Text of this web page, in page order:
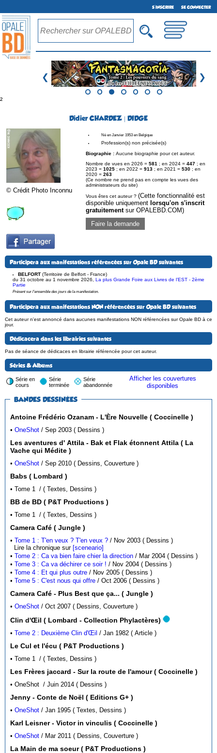
S'INSCRIRE SE CONNECTER
❮ ❯
²
Didier CHARDEZ | DIDGE
© Crédit Photo Inconnu
Né en Janvier 1953 en Belgique
Profession(s) non précisée(s)
Biographie : Aucune biographie pour cet auteur.
Nombre de vues en 2026 = 581 ; en 2024 = 447 ; en
2023 = 1025 ; en 2022 = 913 ; en 2021 = 530 ; en
2020 = 263
(Ce nombre ne prend pas en compte les vues des
administrateurs du site)
Vous êtes cet auteur ? (Cette fonctionnalité est
disponible uniquement lorsqu'on s'inscrit
gratuitementsur OPALEBD.COM)
Faire la demande
Participera aux manifestations référencées sur Opale BD suivantes
BELFORT (Territoire de Belfort - France)
du 31 octobre au 1 novembre 2026
La plus Grande Foire aux Livres de l’EST - 2ème
Partie
Présent sur l'ensemble des jours de la manifestation.
Participera aux manifestations NON référencées sur Opale BD suivantes
Cet auteur n'est annoncé dans aucunes manifestations NON référencées sur Opale BD à ce
jour.
Dédicacera dans les librairies suivantes
Pas de séance de dédicaces en librairie référencée pour cet auteur.
Séries & Albums
Série en
cours
Série
terminée
Série
abandonnée
Afficher les couvertures
disponibles
BANDES DESSINÉES
Antoine Frédéric Ozanam - L'Ère Nouvelle ( Coccinelle )
•OneShot / Sep 2003 ( Dessins )
Les aventures d' Attila - Bak et Flak étonnent Attila ( La
Vache qui Médite )
•OneShot / Sep 2010 ( Dessins, Couverture )
Babs ( Lombard )
• Tome 1 / ( Textes, Dessins )
BB de BD ( P&T Productions )
• Tome 1 / ( Textes, Dessins )
Camera Café ( Jungle )
•Tome 1 : T'en veux ? T'en veux ?
/ Nov 2003 ( Dessins )
Lire la chronique sur [sceneario]
•Tome 2 : Ca va bien faire chier la direction
/ Mar 2004 ( Dessins )
•Tome 3 : Ca va déchirer ce soir !
/ Nov 2004 ( Dessins )
•Tome 4 : Et qui plus outre
/ Nov 2005 ( Dessins )
•Tome 5 : C'est nous qui offre / Oct 2006 ( Dessins )
Camera Café - Plus Best que ça... ( Jungle )
•OneShot / Oct 2007 ( Dessins, Couverture )
Clin d'Œil ( Lombard - Collection Phylactères)
•Tome 2 : Deuxième Clin d'Œil / Jan 1982 ( Article )
Le Cul et l'écu ( P&T Productions )
• Tome 1 / ( Textes, Dessins )
Les Frères jaccard - Sur la route de l'amour ( Coccinelle )
• OneShot / Juin 2014 ( Dessins )
Jenny - Conte de Noël ( Editions G+ )
•OneShot / Jan 1995 ( Textes, Dessins )
Karl Leisner - Victor in vinculis ( Coccinelle )
•OneShot / Mar 2011 ( Dessins, Couverture )
La Main de ma soeur ( P&T Productions )